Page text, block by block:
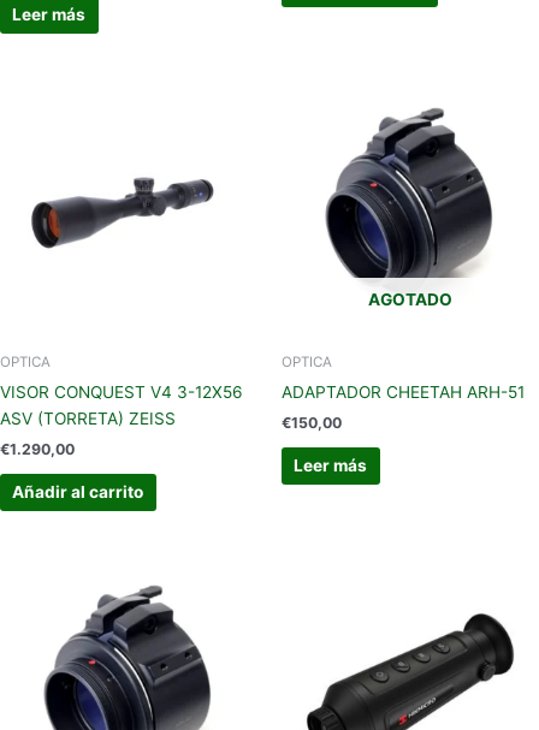
Leer más
OPTICA
VISOR CONQUEST V4 3-12X56
ASV (TORRETA) ZEISS
€1.290,00
Añadir al carrito
AGOTADO
OPTICA
ADAPTADOR CHEETAH ARH-51
€150,00
Leer más